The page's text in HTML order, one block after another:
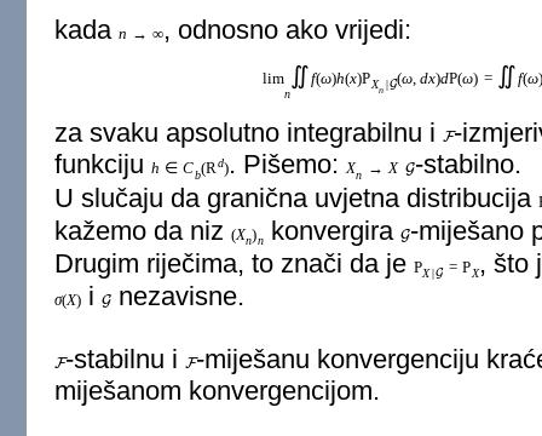
kada n → ∞, odnosno ako vrijedi:
lim
n
∬f(ω)h(x)PXn G(ω, dx)dP(ω) = ∬f(ω
za svaku apsolutno integrabilnu i F-
funkciju h ∈ Cb(Rd). Pišemo:Xn → X G-stabilno.
U slučaju da granična uvjetna distribucija
kažemo da niz (Xn)n konvergira G-miješano
Drugim riječima, to znači da je PX|G = PX, što
σ(X)i Gnezavisne.
F-stabilnu i F-miješanu konvergenciju
miješanom konvergencijom.